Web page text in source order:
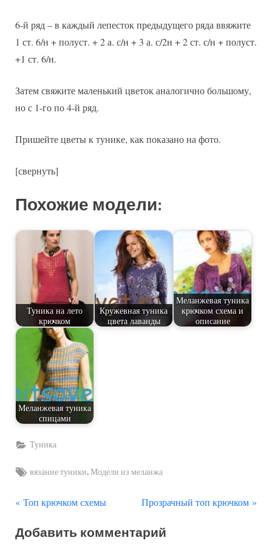
6-й ряд – в каждый лепесток предыдущего ряда ввяжите
1 ст. 6/н + полуст. + 2 а. с/н + 3 а. с/2н + 2 ст. с/н + полуст.
+1 ст. 6/н.
Затем свяжите маленький цветок аналогично большому,
но с 1-го по 4-й ряд.
Пришейте цветы к тунике, как показано на фото.
[свернуть]
Похожие модели:
Туника на лето
крючком
Кружевная туника
цвета лаванды
Меланжевая туника
крючком схема и
описание
Меланжевая туника
спицами
Туника
Tags:
вязание туники,Модели из меланжа
Навигация
по
П
е
Топ крючком схемы
С
е
Прозрачный топ крючком
Добавить комментарий